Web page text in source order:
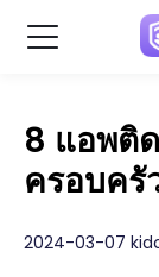
8 แอพติ
ครอบครั
2024-03-07